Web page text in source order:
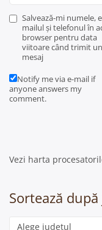
Salvează-mi numele,
mailul și telefonul în
browser pentru data
viitoare când trimit un
mesaj
Notify me via e-mail if
anyone answers my
comment.
Vezi harta
Sortează
Categorie